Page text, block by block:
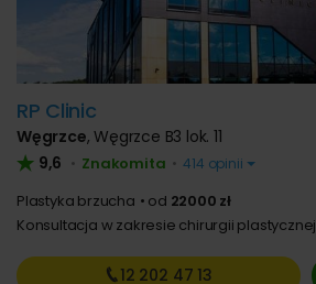
RP Clinic
Węgrzce,Węgrzce B3 lok. 11
9,6 • Znakomita • 414 opinii
Plastyka brzucha od 22000 zł
Konsultacja w zakresie chirurgii plastycznej
12 202 47 13